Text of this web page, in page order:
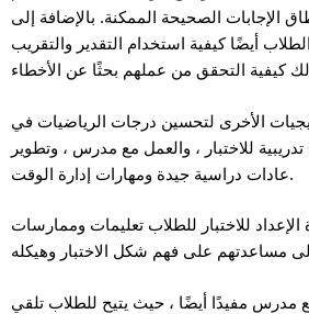
الإجابات الصحيحة الممكنة. بالإضافة إلى
أيضًا كيفية استخدام التقدير والتقريب
الأخرى لتحسين درجات الرياضيات في
للاختبار ، والعمل مع مدرس ، وتطوير
عادات دراسية جيدة ومهارات إدارة الوقت.
للاختبار للطلاب تعليمات وممارسات
مدرس مفيدًا أيضًا ، حيث يتيح للطلاب تلقي